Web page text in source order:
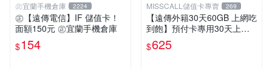
㊣宜蘭手機倉庫 2224
㊣【遠傳電信】IF 儲值卡！
面額150元 ㊣宜蘭手機倉庫
$154
MISSCALL儲值卡專賣 269
【遠傳外籍30天60GB 上網吃
到飽】預付卡專用30天上網
補充卡/儲值卡．Internet if
u．if599⚡MissCall儲值卡專
$625